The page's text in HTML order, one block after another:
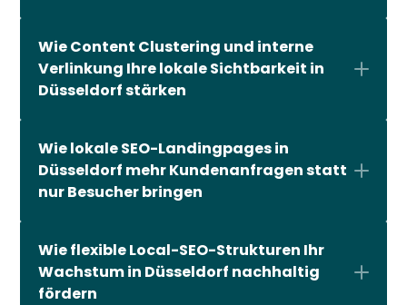
Wie Content Clustering und interne
Verlinkung Ihre lokale Sichtbarkeit in
Düsseldorf stärken
Wie lokale SEO-Landingpages in
Düsseldorf mehr Kundenanfragen statt
nur Besucher bringen
Wie flexible Local-SEO-Strukturen Ihr
Wachstum in Düsseldorf nachhaltig
fördern